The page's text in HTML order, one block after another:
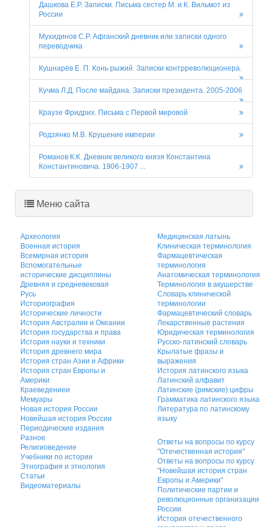
Дашкова Е.Р. Записки. Письма сестер М. и К. Вильмот из
России
Мухидинов С.Р. Афганский дневник или записки одного
переводчика
Кушнарёв Е. П. Конь рыжий. Записки контрреволюционера.
Кучма Л.Д. После майдана. Записки президента. 2005-2006
Краузе Фридрих. Письма с Первой мировой
Родзянко М.В. Крушение империи
Романов К.К. Дневник великого князя Константина
Константиновича. 1906-1907 ...
Меню сайта
Археология
Военная история
Всемирная история
Вспомогательные
исторические дисциплины
Древняя и средневековая
Русь
Историография
Исторические личности
История Австралии и Океании
История государства и права
История науки и техники
История древнего мира
История стран Азии и Африки
История стран Европы и
Америки
Краеведениеи
Мемуары
Новая история России
Новейшая история России
Периодические издания
Разное
Религиоведение
Учебники по истории
Этнография и этнология
Статьи
Видеоматериалы
Медицинская латынь
Клиническая терминология
Фармацевтическая
терминология
Анатомическая терминология
Терминология в акушерстве
Словарь клинической
терминологии
Фармацевтический словарь
Лекарственные растения
Юридическая терминология
Русско-латинский словарь
Крылатые фразы и
выражения
История латинского языка
Латинский алфавит
Латинские (римские) цифры
Грамматика латинского языка
Литература по латинскому
языку
Ответы на вопросы по курсу
"Отечественная история"
Ответы на вопросы по курсу
"Новейшая история стран
Европы и Америки"
Политические партии и
революционные организации
России
История отечественного